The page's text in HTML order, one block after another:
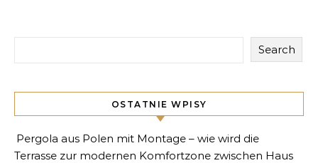
Search
OSTATNIE WPISY
Pergola aus Polen mit Montage – wie wird die
Terrasse zur modernen Komfortzone zwischen Haus